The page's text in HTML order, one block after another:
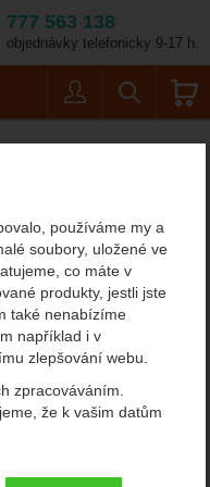
používáme my a
soubory, uložené ve
co máte v
produkty, jestli jste
také nenabízíme
například i v
zlepšování webu.
zpracováváním.
že k vašim datům
777 563 138
objednávky telefonicky 9-17 h.
Barva: